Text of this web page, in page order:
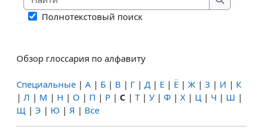
Найти
Полнотекстовый поиск
Обзор глоссария по алфавиту
Специальные | А | Б | В | Г | Д | Е | Ё | Ж | З | И | К
| Л | М | Н | О | П | Р | С | Т| У| Ф | Х | Ц | Ч | Ш |
Щ | Э | Ю | Я | Все